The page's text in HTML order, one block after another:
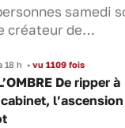
samedi
créateur de…
18 h •vu 1109 fois
De ripper à